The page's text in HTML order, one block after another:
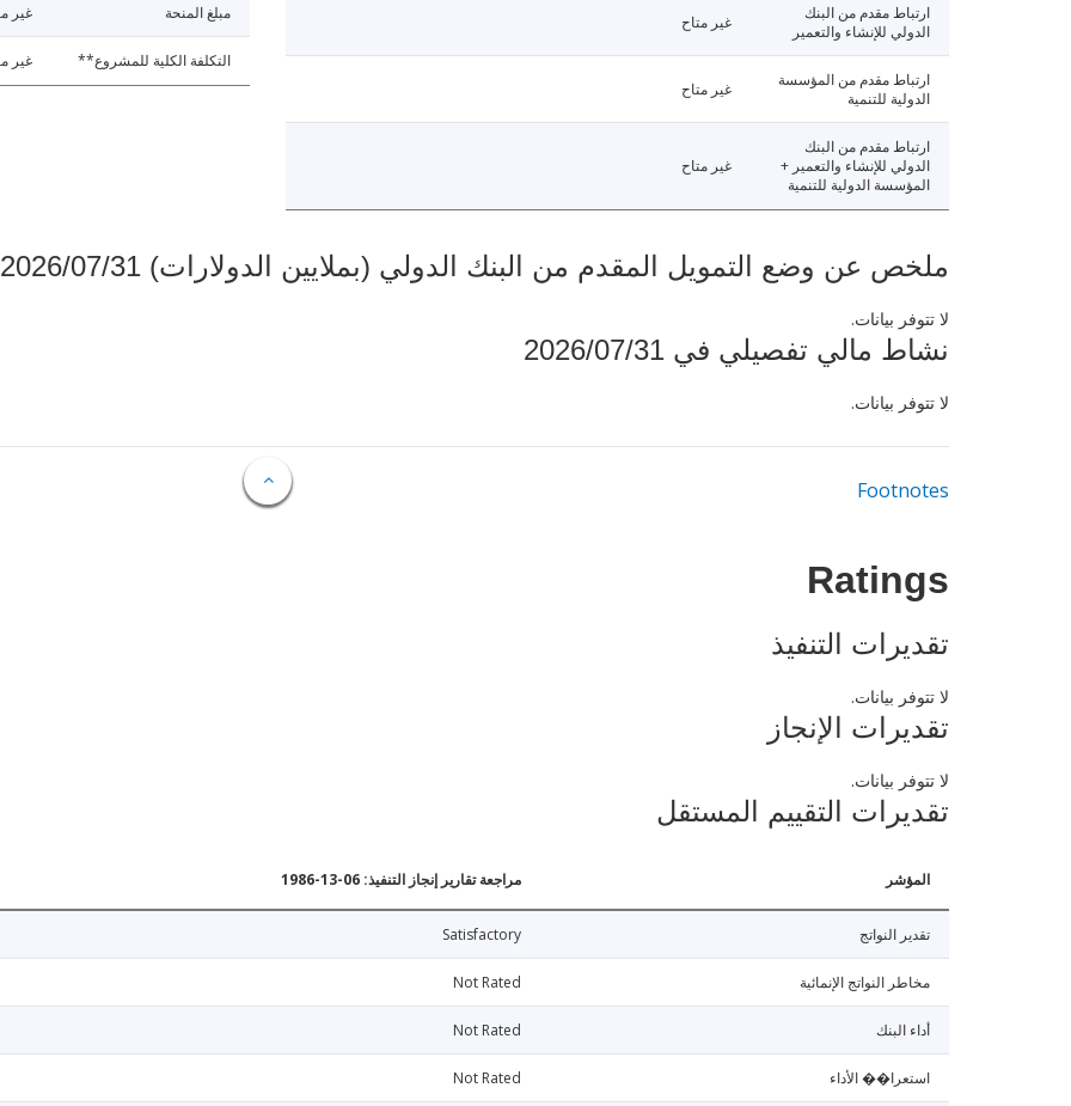
ارتباط مقدم من البنك
الدولي للإنشاء والتعمير
غير متاح
ارتباط مقدم من المؤسسة
الدولية للتنمية
غير متاح
ارتباط مقدم من البنك
الدولي للإنشاء والتعمير +
المؤسسة الدولية للتنمية
غير متاح
مبلغ المنحة غير
التكلفة الكلية للمشروع** غير
ملخص عن وضع التمويل المقدم من البنك الدولي (بملايين الدولارات) 2026/07/31
لا تتوفر بيانات.
نشاط مالي تفصيلي في 2026/07/31
لا تتوفر بيانات.
Footnotes
Ratings
تقديرات التنفيذ
لا تتوفر بيانات.
تقديرات الإنجاز
لا تتوفر بيانات.
تقديرات التقييم المستقل
المؤشر مراجعة تقارير إنجاز التنفيذ: 06-13-1986
تقدير النواتج Satisfactory
مخاطر النواتج الإنمائية Not Rated
أداء البنك Not Rated
استعرا�� الأداء Not Rated